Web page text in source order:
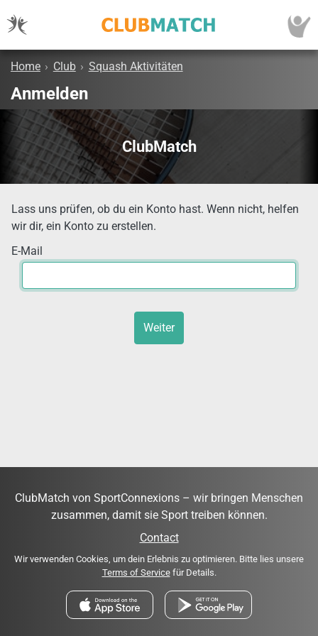
Home › Club › Squash Aktivitäten
Anmelden
ClubMatch
Lass uns prüfen, ob du ein Konto hast. Wenn nicht, helfen
wir dir, ein Konto zu erstellen.
E-Mail
Weiter
ClubMatch von SportConnexions – wir bringen Menschen
zusammen, damit sie Sport treiben können.
Contact
Wir verwenden Cookies, um dein Erlebnis zu optimieren. Bitte lies unsere
Terms of Servicefür Details.